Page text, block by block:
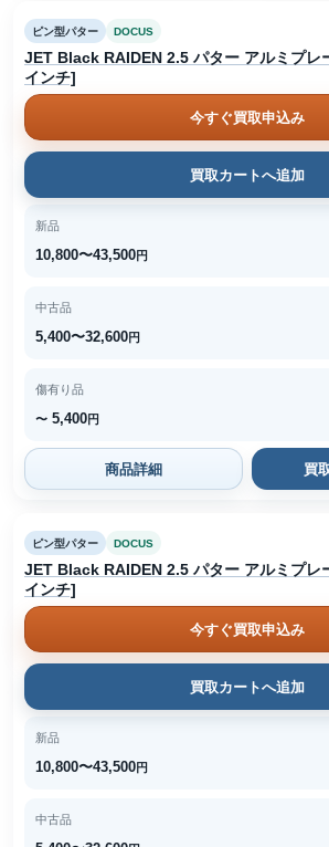
ピン型パター DOCUS
JET Black RAIDEN 2.5 パター アルミプレ
インチ]
今すぐ買取申込み
買取カートへ追加
新品
10,800〜43,500円
中古品
5,400〜32,600円
傷有り品
〜 5,400円
商品詳細 買
ピン型パター DOCUS
JET Black RAIDEN 2.5 パター アルミプレ
インチ]
今すぐ買取申込み
買取カートへ追加
新品
10,800〜43,500円
中古品